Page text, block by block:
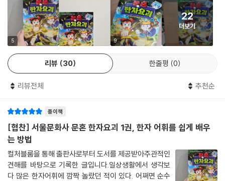
5 9
22
더보기
리뷰 30 한줄평 0
리뷰전체 추천순
종이책
[협찬] 서울문화사 문혼 한자요괴 1권, 한자 어휘를 쉽게 배우
는 방법
컬처블룸을 통해 출판사로부터 도서를 제공받아주관적인
견해를 바탕으로 기록한 글입니다.일상생활에서 생각보
다 많은 한자어휘에 깜짝 놀랐던 적이 있다. 어쩌면 순수